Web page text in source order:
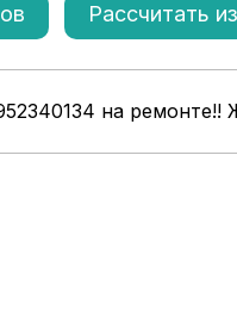
Рассчитать
на ремонте!!